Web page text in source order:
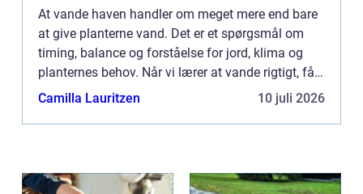
At vande haven handler om meget mere end bare
at give planterne vand. Det er et spørgsmål om
timing, balance og forståelse for jord, klima og
planternes behov. Når vi lærer at vande rigtigt, får
vi ikke bare sunde...
Camilla Lauritzen 10 juli 2026